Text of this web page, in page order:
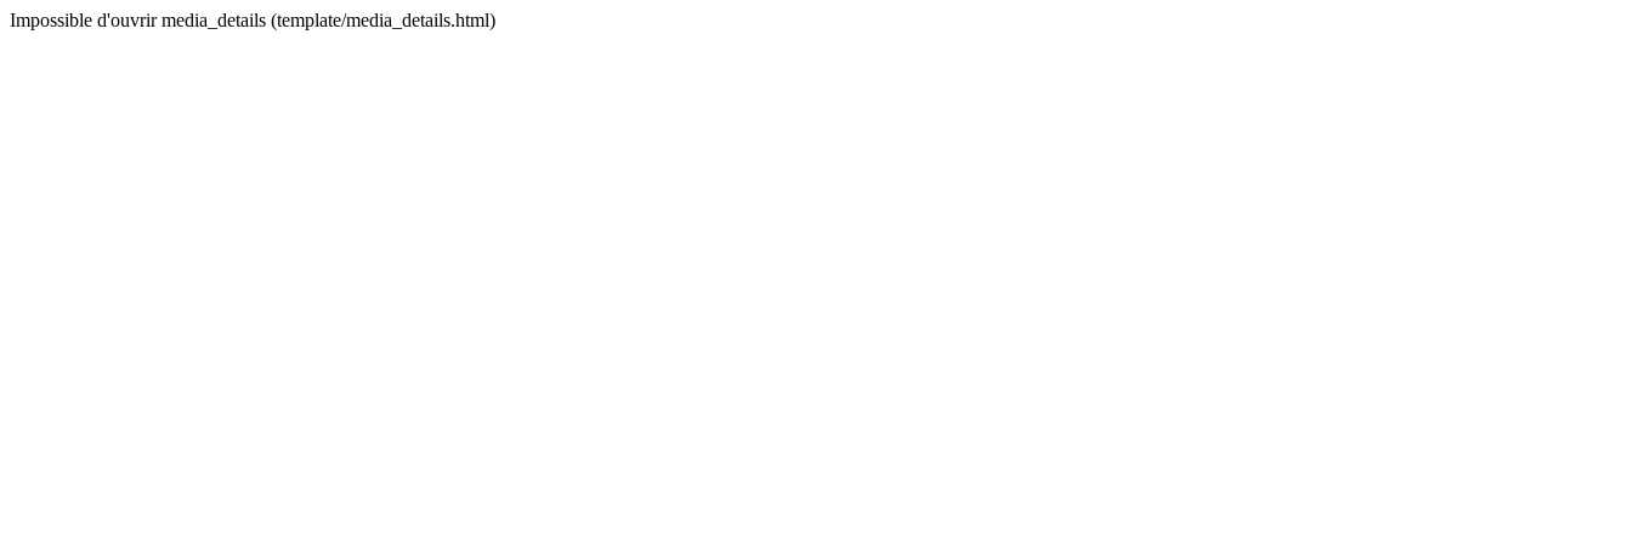
Impossible d'ouvrir media_details (template/media_details.html)